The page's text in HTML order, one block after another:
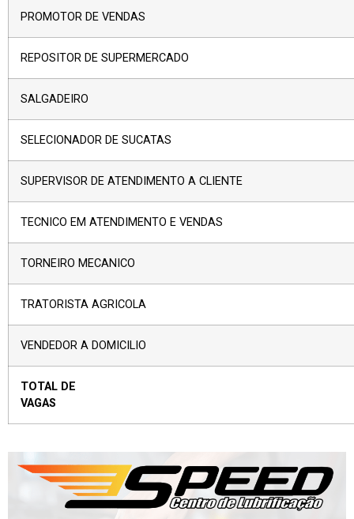
PROMOTOR DE VENDAS
REPOSITOR DE SUPERMERCADO
SALGADEIRO
SELECIONADOR DE SUCATAS
SUPERVISOR DE ATENDIMENTO A CLIENTE
TECNICO EM ATENDIMENTO E VENDAS
TORNEIRO MECANICO
TRATORISTA AGRICOLA
VENDEDOR A DOMICILIO
TOTAL DE